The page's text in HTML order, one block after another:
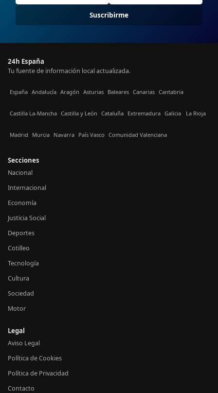
Suscribirme
24h España
Tu fuente de información local actualizada.
España Andalucía Aragón Asturias Baleares Canarias Cantabria
Castilla La-Mancha Castilla y León Cataluña Extremadura Galicia La Rioja
Madrid Murcia Navarra País Vasco Comunidad Valenciana
Secciones
Nacional
Internacional
Economía
Justicia Social
Deportes
Cotilleo
Tecnología
Cultura
Sociedad
Motor
Legal
Aviso Legal
Política de Cookies
Política de Privacidad
Contacto